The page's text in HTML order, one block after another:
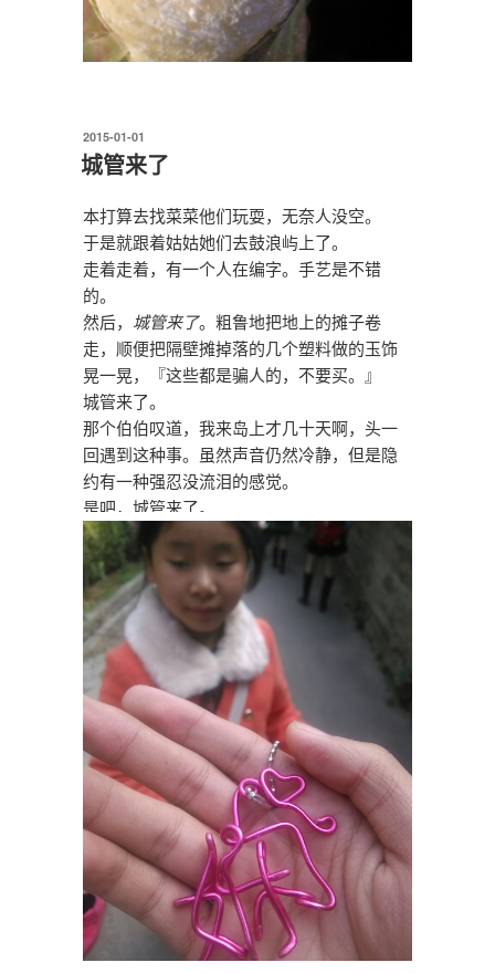
发
布
于
2015-01-01
城管来了
本打算去找菜菜他们玩耍，无奈人没空。
于是就跟着姑姑她们去鼓浪屿上了。
走着走着，有一个人在编字。手艺是不错
的。
然后， 城管来了。粗鲁地把地上的摊子卷
走，顺便把隔壁摊掉落的几个塑料做的玉饰
晃一晃，『这些都是骗人的，不要买。』
城管来了。
那个伯伯叹道，我来岛上才几十天啊，头一
回遇到这种事。虽然声音仍然冷静，但是隐
约有一种强忍没流泪的感觉。
是吧，城管来了。